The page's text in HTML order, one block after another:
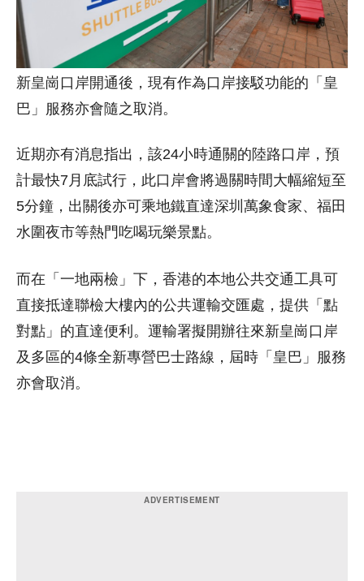
新皇崗口岸開通後，現有作為口岸接駁功能的「皇
巴」服務亦會隨之取消。
近期亦有消息指出，該24小時通關的陸路口岸，預
計最快7月底試行，此口岸會將過關時間大幅縮短至
5分鐘，出關後亦可乘地鐵直達深圳萬象食家、福田
水圍夜市等熱門吃喝玩樂景點。
而在「一地兩檢」下，香港的本地公共交通工具可
直接抵達聯檢大樓內的公共運輸交匯處，提供「點
對點」的直達便利。運輸署擬開辦往來新皇崗口岸
及多區的4條全新專營巴士路線，屆時「皇巴」服務
亦會取消。